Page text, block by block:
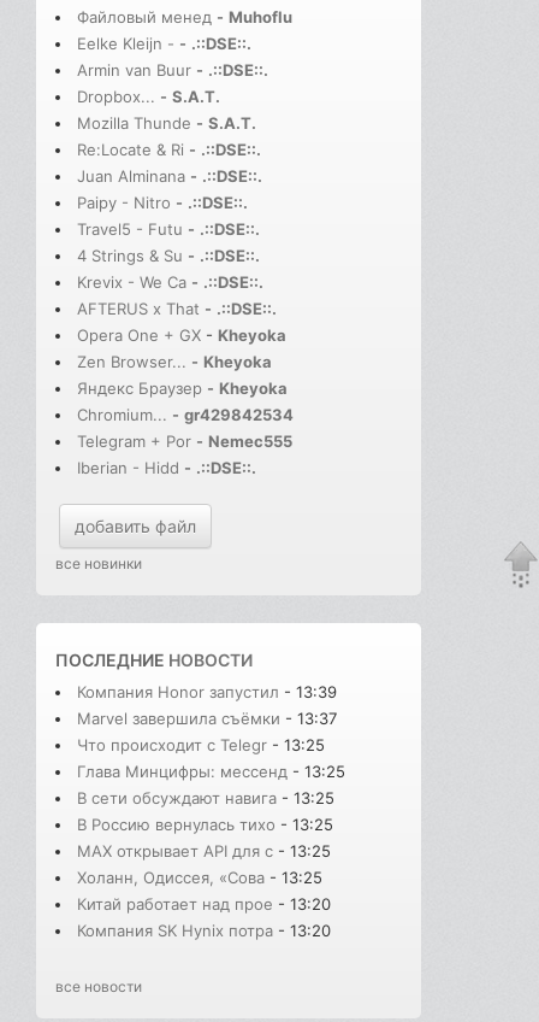
Файловый менед - Muhoflu
Eelke Kleijn - - .::DSE::.
Armin van Buur - .::DSE::.
Dropbox... - S.A.T.
Mozilla Thunde - S.A.T.
Re:Locate & Ri - .::DSE::.
Juan Alminana - .::DSE::.
Paipy - Nitro - .::DSE::.
Travel5 - Futu - .::DSE::.
4 Strings & Su - .::DSE::.
Krevix - We Ca - .::DSE::.
AFTERUS x That - .::DSE::.
Opera One + GX - Kheyoka
Zen Browser... - Kheyoka
Яндекс Браузер - Kheyoka
Chromium... - gr429842534
Telegram + Por - Nemec555
Iberian - Hidd - .::DSE::.
добавить файл
все новинки
ПОСЛЕДНИЕ НОВОСТИ
Компания Honor запустил - 13:39
Marvel завершила съёмки - 13:37
Что происходит с Telegr - 13:25
Глава Минцифры: мессенд - 13:25
В сети обсуждают навига - 13:25
В Россию вернулась тихо - 13:25
MAX открывает API для с - 13:25
Холанн, Одиссея, «Сова - 13:25
Китай работает над прое - 13:20
Компания SK Hynix потра - 13:20
все новости